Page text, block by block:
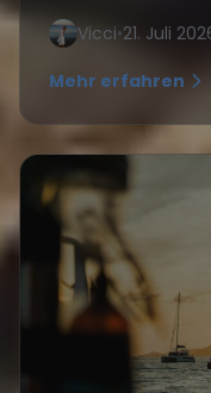
Vicci•21. Juli
Mehr erfahren